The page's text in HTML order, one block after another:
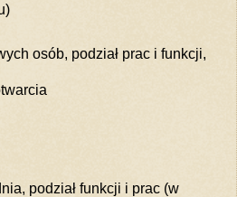
osób, podział prac i funkcji,
podział funkcji i prac (w